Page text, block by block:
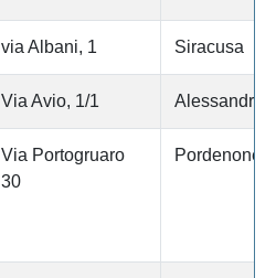
via Albani, 1 Siracusa
Via Avio, 1/1 Alessandria
Via Portogruaro
30
Pordenone